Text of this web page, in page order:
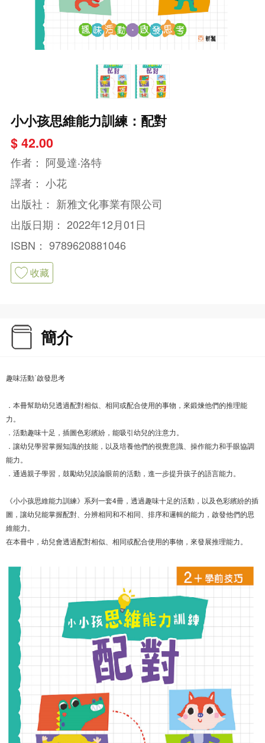
小小孩思維能力訓練：配對
$ 42.00
作者： 阿曼達‧洛特
譯者： 小花
出版社： 新雅文化事業有限公司
出版日期： 2022年12月01日
ISBN： 9789620881046
收藏
簡介
趣味活動˙啟發思考
．本冊幫助幼兒透過配對相似、相同或配合使用的事物，來鍛煉他們的推理能
力。
．活動趣味十足，插圖色彩繽紛，能吸引幼兒的注意力。
．讓幼兒學習掌握知識的技能，以及培養他們的視覺意識、操作能力和手眼協調
能力。
．通過親子學習，鼓勵幼兒談論眼前的活動，進一步提升孩子的語言能力。
《小小孩思維能力訓練》系列一套4冊，透過趣味十足的活動，以及色彩繽紛的插
圖，讓幼兒能掌握配對、分辨相同和不相同、排序和邏輯的能力，啟發他們的思
維能力。
在本冊中，幼兒會透過配對相似、相同或配合使用的事物，來發展推理能力。